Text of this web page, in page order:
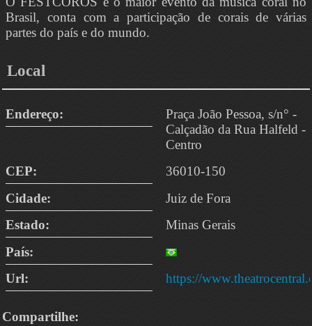
Brasil, conta com a participação de corais de várias
partes do país e do mundo.
Local
Endereço:
Praça João Pessoa, s/n° -
Calçadão da Rua Halfeld -
Centro
CEP:
36010-150
Cidade:
Juiz de Fora
Estado:
Minas Gerais
País:
Url:
https://
Compartilhe: